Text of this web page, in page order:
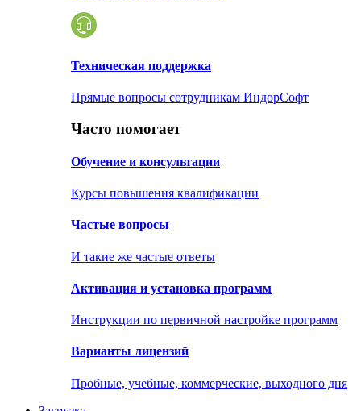
Техническая поддержка
Прямые вопросы сотрудникам ИндорСофт
Часто помогает
Обучение и консультации
Курсы повышения квалификации
Частые вопросы
И такие же частые ответы
Активация и установка программ
Инструкции по первичной настройке программ
Варианты лицензий
Пробные, учебные, коммерческие, выходного дня